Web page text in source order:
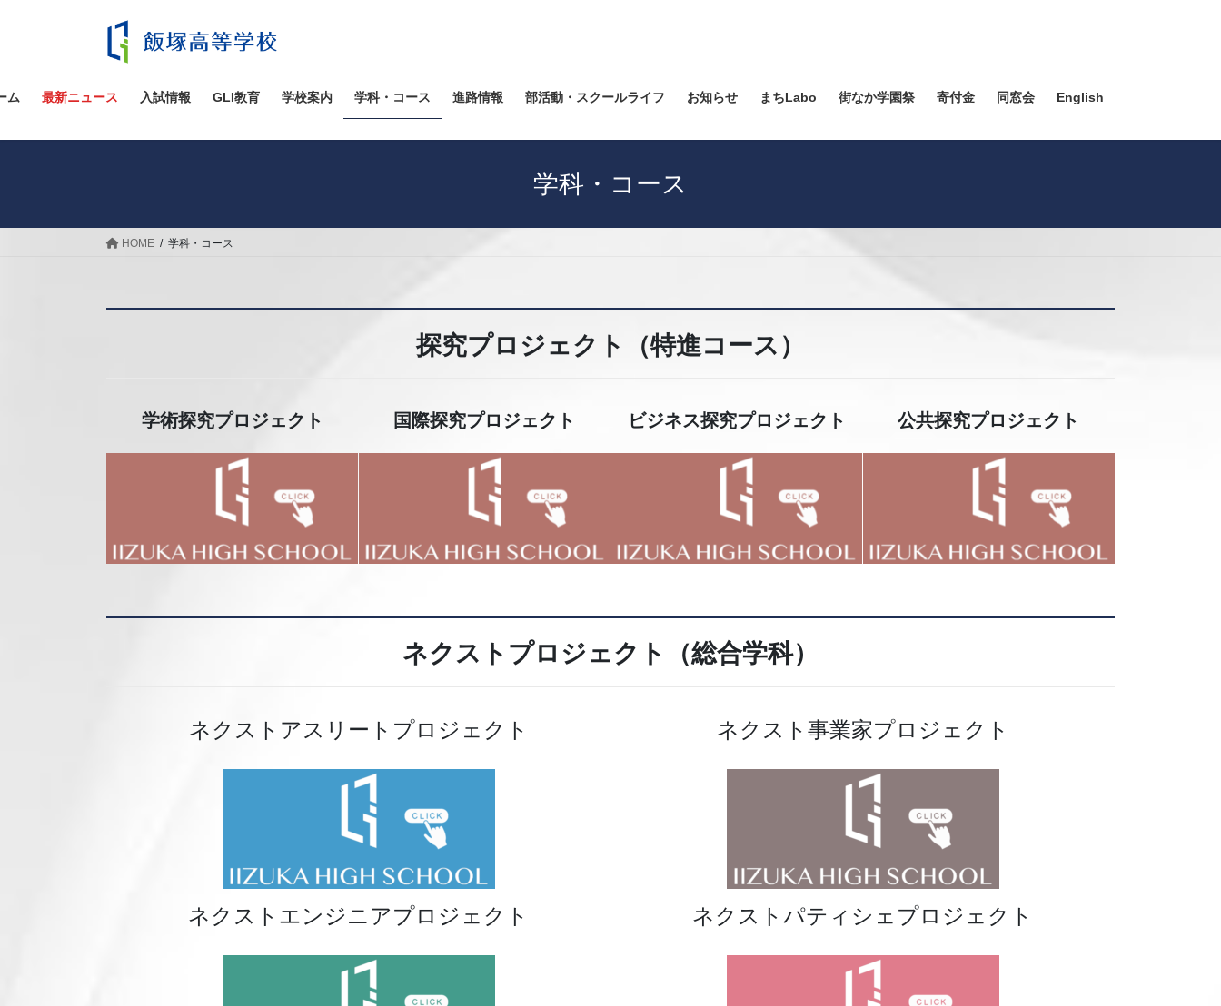
ツ
ス
シ
ン
ム 最新ニュース 入試情報 GLI教育 学校案内 学科・コース 進路情報 部活動・スクールライフ お知らせ まちLabo 街なか学園祭 寄付金 同窓会 English
学科・コース
HOME 学科・コース
探究プロジェクト（特進コース）
学術探究プロジェクト 国際探究プロジェクト ビジネス探究プロジェクト 公共探究プロジェクト
ネクストプロジェクト（総合学科）
ネクストアスリートプロジェクト ネクスト事業家プロジェクト
ネクストエンジニアプロジェクト ネクストパティシェプロジェクト